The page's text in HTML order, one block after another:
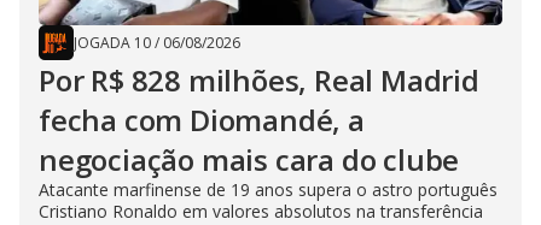
JOGADA 10/ 06/08/2026
Por R$ 828 milhões, Real Madrid
fecha com Diomandé, a
negociação mais cara do clube
Atacante marfinense de 19 anos supera o astro português
Cristiano Ronaldo em valores absolutos na transferência